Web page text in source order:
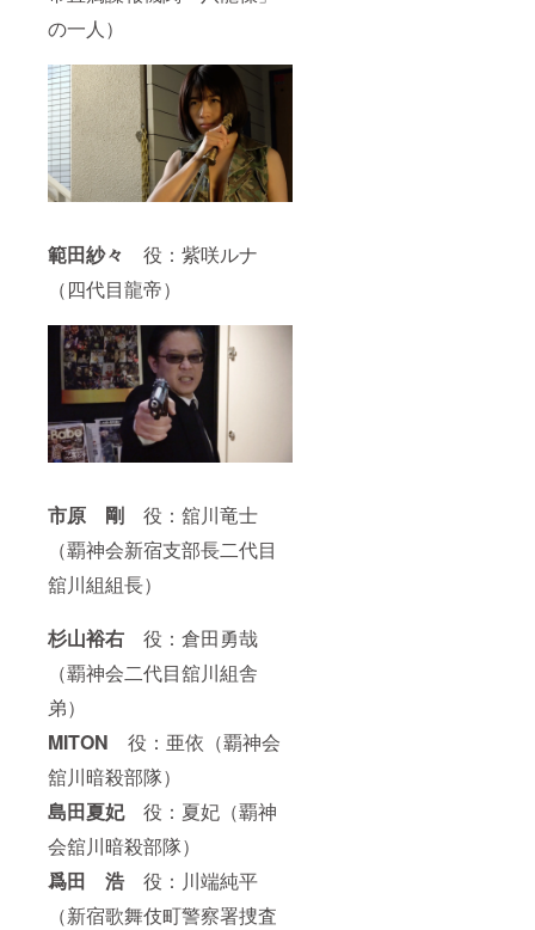
の一人）
範田紗々 役：紫咲ルナ
（四代目龍帝）
市原 剛 役：舘川竜士
（覇神会新宿支部長二代目
舘川組組長）
杉山裕右 役：倉田勇哉
（覇神会二代目舘川組舎
弟）
MITON 役：亜依（覇神会
舘川暗殺部隊）
島田夏妃役：夏妃（覇神
会舘川暗殺部隊）
爲田 浩 役：川端純平
（新宿歌舞伎町警察署捜査